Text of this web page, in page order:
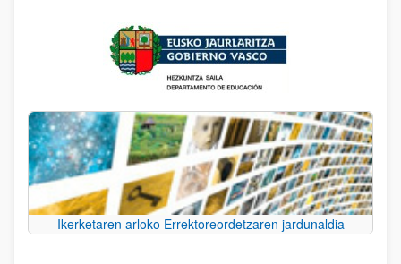
Ikerketaren arloko Errektoreordetzaren jardunaldia